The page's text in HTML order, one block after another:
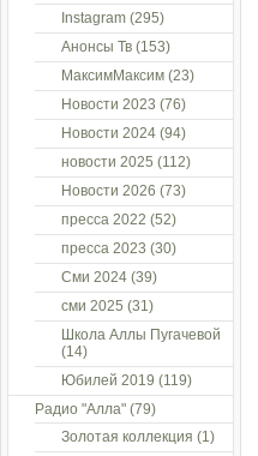
Instagram (295)
Анонсы Тв (153)
МаксимМаксим (23)
Новости 2023 (76)
Новости 2024 (94)
новости 2025 (112)
Новости 2026 (73)
пресса 2022 (52)
пресса 2023 (30)
Сми 2024 (39)
сми 2025 (31)
Школа Аллы Пугачевой
(14)
Юбилей 2019 (119)
Радио "Алла" (79)
Золотая коллекция (1)